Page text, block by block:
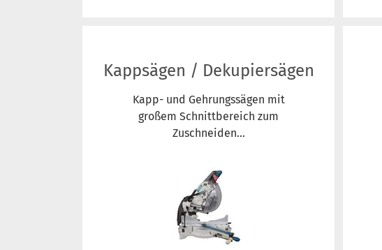
Kappsägen / Dekupiersägen
Kapp- und Gehrungssägen mit
großem Schnittbereich zum
Zuschneiden...